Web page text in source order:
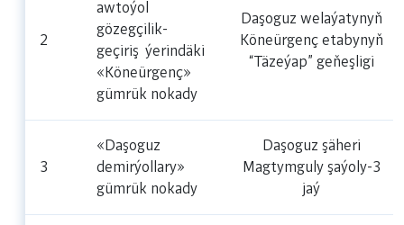
2
awtoýol
gözegçilik-
geçiriş ýerindäki
«Köneürgenç»
gümrük nokady
Daşoguz welaýatynyň
Köneürgenç etabynyň
“Täzeýap” geňeşligi
3
«Daşoguz
demirýollary»
gümrük nokady
Daşoguz şäheri
Magtymguly şaýoly-3
jaý